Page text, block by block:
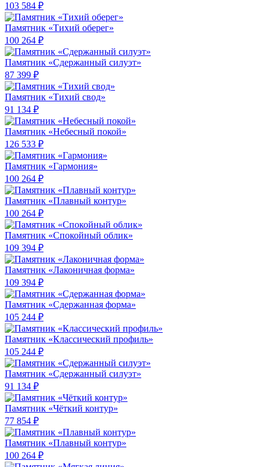
103 584 ₽
Памятник «Тихий оберег»
100 264 ₽
Памятник «Сдержанный силуэт»
87 399 ₽
Памятник «Тихий свод»
91 134 ₽
Памятник «Небесный покой»
126 533 ₽
Памятник «Гармония»
100 264 ₽
Памятник «Плавный контур»
100 264 ₽
Памятник «Спокойный облик»
109 394 ₽
Памятник «Лаконичная форма»
109 394 ₽
Памятник «Сдержанная форма»
105 244 ₽
Памятник «Классический профиль»
105 244 ₽
Памятник «Сдержанный силуэт»
91 134 ₽
Памятник «Чёткий контур»
77 854 ₽
Памятник «Плавный контур»
100 264 ₽